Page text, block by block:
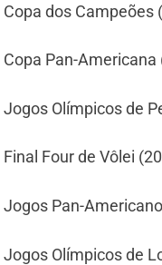
Copa dos Campeões
Copa Pan-
Jogos Olímpicos de
Final Four de Vôlei
Jogos Pan-
Jogos Olímpicos de